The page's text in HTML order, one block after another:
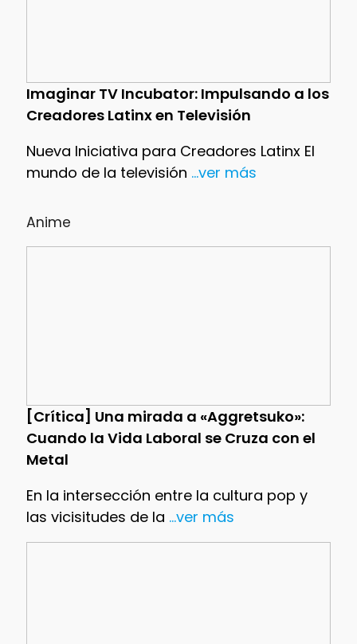
Imaginar TV Incubator: Impulsando a los
Creadores Latinx en Televisión
Nueva Iniciativa para Creadores Latinx El
mundo de la televisión ...ver más
Anime
[Crítica] Una mirada a «Aggretsuko»:
Cuando la Vida Laboral se Cruza con el
Metal
En la intersección entre la cultura pop y
las vicisitudes de la ...ver más